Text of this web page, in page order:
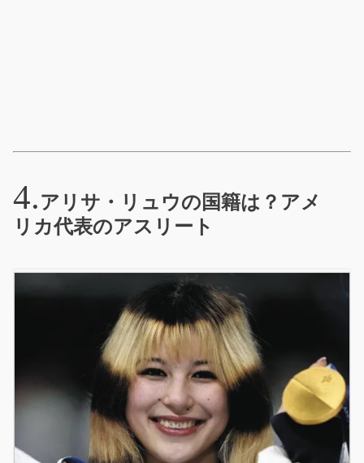
アリサ・リュウの国籍は？アメ
リカ代表のアスリート